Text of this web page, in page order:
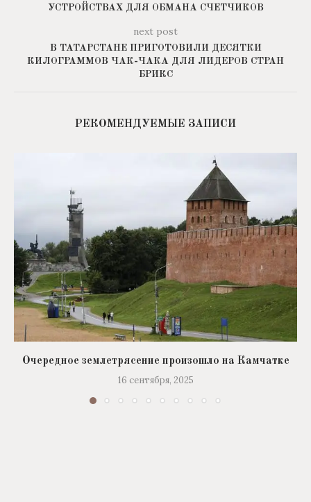
УСТРОЙСТВАХ ДЛЯ ОБМАНА СЧЕТЧИКОВ
next post
В ТАТАРСТАНЕ ПРИГОТОВИЛИ ДЕСЯТКИ
КИЛОГРАММОВ ЧАК-ЧАКА ДЛЯ ЛИДЕРОВ СТРАН
БРИКС
РЕКОМЕНДУЕМЫЕ ЗАПИСИ
Очередное землетрясение произошло на Камчатке
16 сентября, 2025